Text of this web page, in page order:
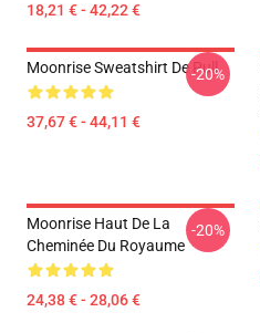
18,21 € - 42,22 €
Moonrise Sweatshirt De Pull
37,67 € - 44,11 €
-20%
Moonrise Haut De La
Cheminée Du Royaume
24,38 € - 28,06 €
-20%